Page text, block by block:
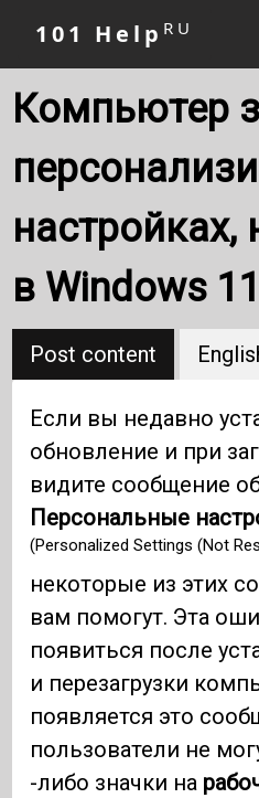
101 Help RU
Компьютер
настройках,
в Windows 11
Post content
Если вы недавно
обновление и при
видите сообщение
Персональные
(Personalized Settings (Not
некоторые из этих
вам помогут. Эта
появиться после
и перезагрузки
появляется это
пользователи не
-либо значки на